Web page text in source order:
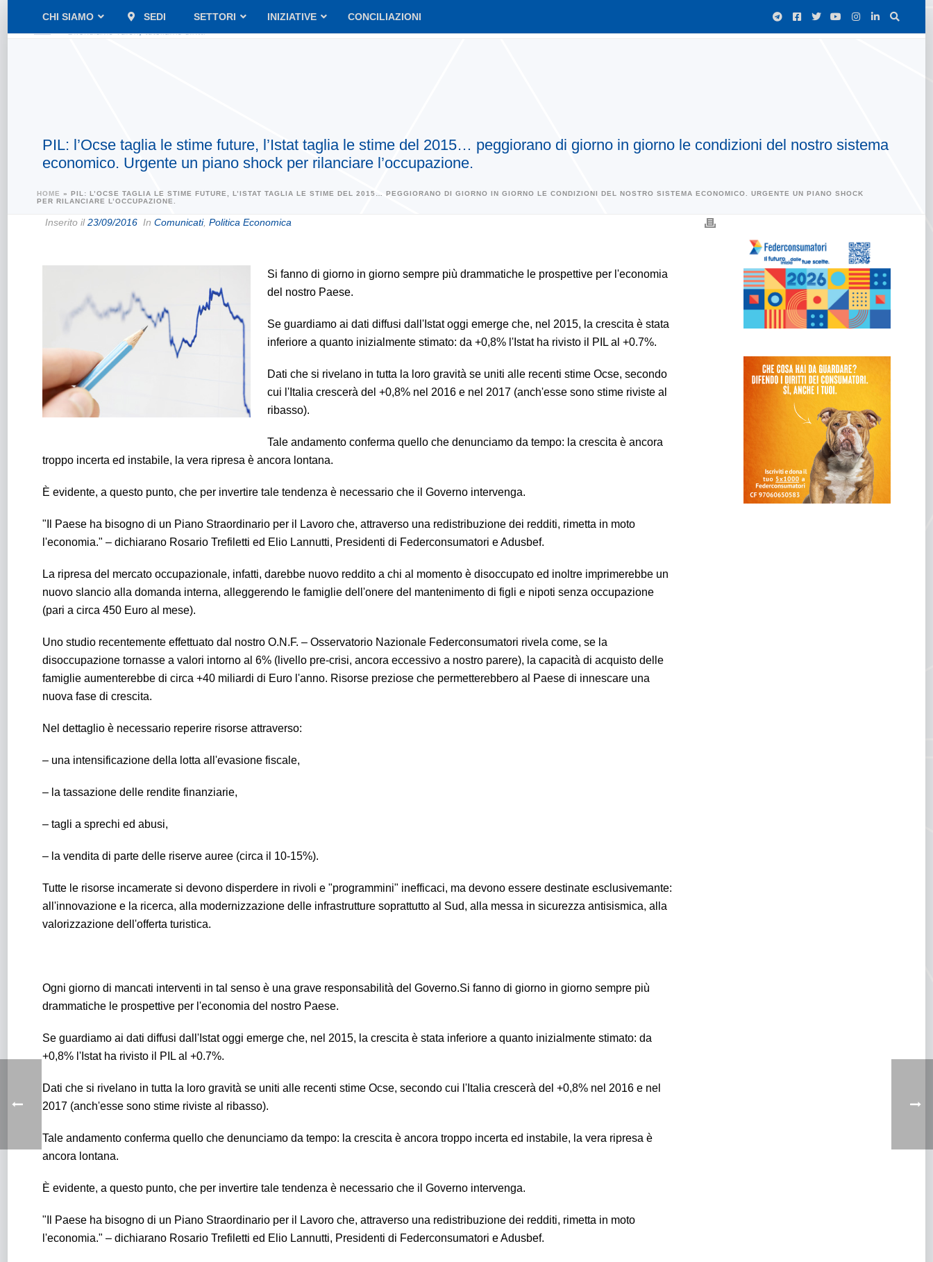
CHI SIAMO SEDI SETTORI INIZIATIVE CONCILIAZIONI
PIL: l’Ocse taglia le stime future, l’Istat taglia le stime del 2015… peggiorano di giorno in giorno le condizioni del nostro sistema
economico. Urgente un piano shock per rilanciare l’occupazione.
HOME » PIL: L’OCSE TAGLIA LE STIME FUTURE, L’ISTAT TAGLIA LE STIME DEL 2015… PEGGIORANO DI GIORNO IN GIORNO LE CONDIZIONI DEL NOSTRO SISTEMA ECONOMICO. URGENTE UN PIANO SHOCK
PER RILANCIARE L’OCCUPAZIONE.
Inserito il23/09/2016 In Comunicati, Politica Economica
Si fanno di giorno in giorno sempre più drammatiche le prospettive per l'economia
del nostro Paese.
Se guardiamo ai dati diffusi dall'Istat oggi emerge che, nel 2015, la crescita è stata
inferiore a quanto inizialmente stimato: da +0,8% l'Istat ha rivisto il PIL al +0.7%.
Dati che si rivelano in tutta la loro gravità se uniti alle recenti stime Ocse, secondo
cui l'Italia crescerà del +0,8% nel 2016 e nel 2017 (anch'esse sono stime riviste al
ribasso).
Tale andamento conferma quello che denunciamo da tempo: la crescita è ancora
troppo incerta ed instabile, la vera ripresa è ancora lontana.
È evidente, a questo punto, che per invertire tale tendenza è necessario che il Governo intervenga.
"Il Paese ha bisogno di un Piano Straordinario per il Lavoro che, attraverso una redistribuzione dei redditi, rimetta in moto
l'economia." – dichiarano Rosario Trefiletti ed Elio Lannutti, Presidenti di Federconsumatori e Adusbef.
La ripresa del mercato occupazionale, infatti, darebbe nuovo reddito a chi al momento è disoccupato ed inoltre imprimerebbe un
nuovo slancio alla domanda interna, alleggerendo le famiglie dell'onere del mantenimento di figli e nipoti senza occupazione
(pari a circa 450 Euro al mese).
Uno studio recentemente effettuato dal nostro O.N.F. – Osservatorio Nazionale Federconsumatori rivela come, se la
disoccupazione tornasse a valori intorno al 6% (livello pre-crisi, ancora eccessivo a nostro parere), la capacità di acquisto delle
famiglie aumenterebbe di circa +40 miliardi di Euro l'anno. Risorse preziose che permetterebbero al Paese di innescare una
nuova fase di crescita.
Nel dettaglio è necessario reperire risorse attraverso:
– una intensificazione della lotta all'evasione fiscale,
– la tassazione delle rendite finanziarie,
– tagli a sprechi ed abusi,
– la vendita di parte delle riserve auree (circa il 10-15%).
Tutte le risorse incamerate si devono disperdere in rivoli e "programmini" inefficaci, ma devono essere destinate esclusivemante:
all'innovazione e la ricerca, alla modernizzazione delle infrastrutture soprattutto al Sud, alla messa in sicurezza antisismica, alla
valorizzazione dell'offerta turistica.
Ogni giorno di mancati interventi in tal senso è una grave responsabilità del Governo.Si fanno di giorno in giorno sempre più
drammatiche le prospettive per l'economia del nostro Paese.
Se guardiamo ai dati diffusi dall'Istat oggi emerge che, nel 2015, la crescita è stata inferiore a quanto inizialmente stimato: da
+0,8% l'Istat ha rivisto il PIL al +0.7%.
Dati che si rivelano in tutta la loro gravità se uniti alle recenti stime Ocse, secondo cui l'Italia crescerà del +0,8% nel 2016 e nel
2017 (anch'esse sono stime riviste al ribasso).
Tale andamento conferma quello che denunciamo da tempo: la crescita è ancora troppo incerta ed instabile, la vera ripresa è
ancora lontana.
È evidente, a questo punto, che per invertire tale tendenza è necessario che il Governo intervenga.
"Il Paese ha bisogno di un Piano Straordinario per il Lavoro che, attraverso una redistribuzione dei redditi, rimetta in moto
l'economia." – dichiarano Rosario Trefiletti ed Elio Lannutti, Presidenti di Federconsumatori e Adusbef.